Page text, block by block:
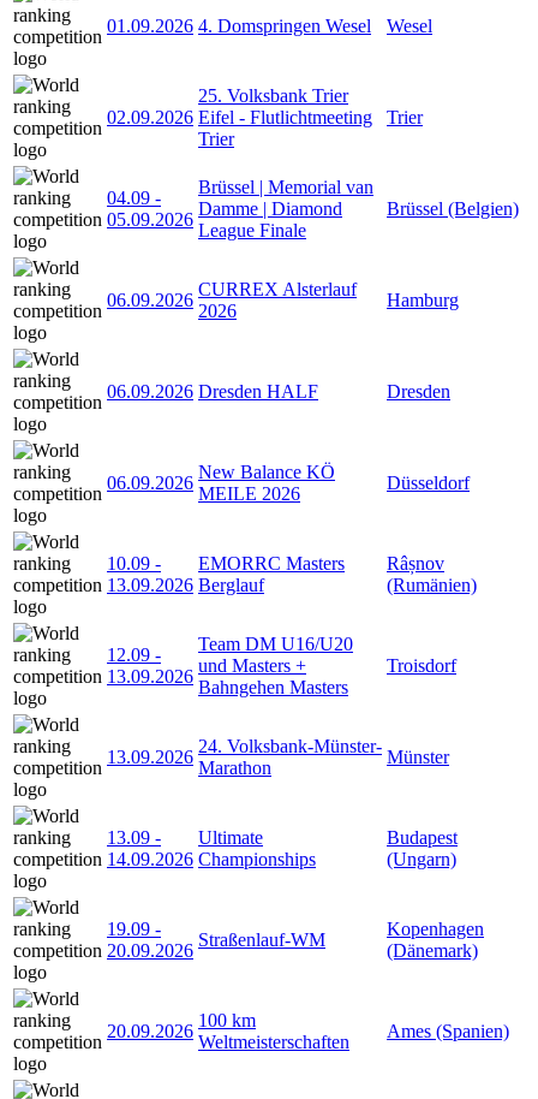
01.09.2026 4. Domspringen Wesel Wesel
02.09.2026
25. Volksbank Trier
Eifel - Flutlichtmeeting
Trier
Trier
04.09 -
05.09.2026
Brüssel | Memorial van
Damme | Diamond
League Finale
Brüssel (Belgien)
06.09.2026
CURREX Alsterlauf
2026
Hamburg
06.09.2026 Dresden HALF Dresden
06.09.2026
New Balance KÖ
MEILE 2026
Düsseldorf
10.09 -
13.09.2026
EMORRC Masters
Berglauf
Râșnov
(Rumänien)
12.09 -
13.09.2026
Team DM U16/U20
und Masters +
Bahngehen Masters
Troisdorf
13.09.2026
24. Volksbank-Münster-
Marathon
Münster
13.09 -
14.09.2026
Ultimate
Championships
Budapest
(Ungarn)
19.09 -
20.09.2026
Straßenlauf-WM
Kopenhagen
(Dänemark)
20.09.2026
100 km
Weltmeisterschaften
Ames (Spanien)